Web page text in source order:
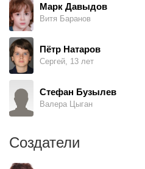
Марк Давыдов
Витя Баранов
Пётр Натаров
Сергей, 13 лет
Стефан Бузылев
Валера Цыган
Создатели